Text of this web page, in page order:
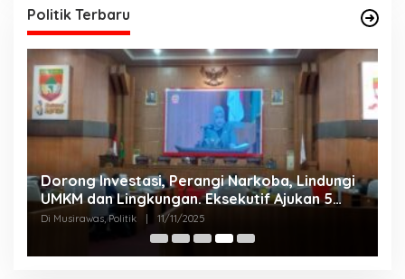
Politik Terbaru
Dorong Investasi, Perangi Narkoba, Lindungi
UMKM dan Lingkungan. Eksekutif Ajukan 5
Raperda Strategis.
Di Musirawas, Politik 11/11/2025